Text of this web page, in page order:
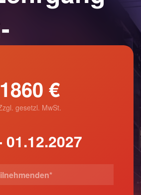
1860 €
gesetzl. MwSt.